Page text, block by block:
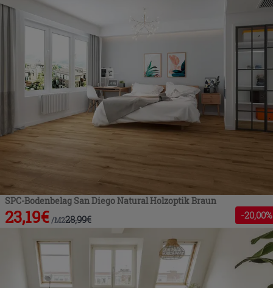
SPC-Bodenbelag San Diego Natural Holzoptik Braun
23,19€ /M228,99€ -20,00%